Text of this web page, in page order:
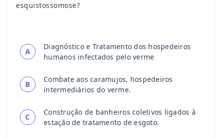
esquistossomose?
A
Diagnóstico e Tratamento dos hospedeiros
humanos infectados pelo verme
B
Combate aos caramujos, hospedeiros
intermediários do verme.
C
Construção de banheiros coletivos ligados à
estação de tratamento de esgoto.